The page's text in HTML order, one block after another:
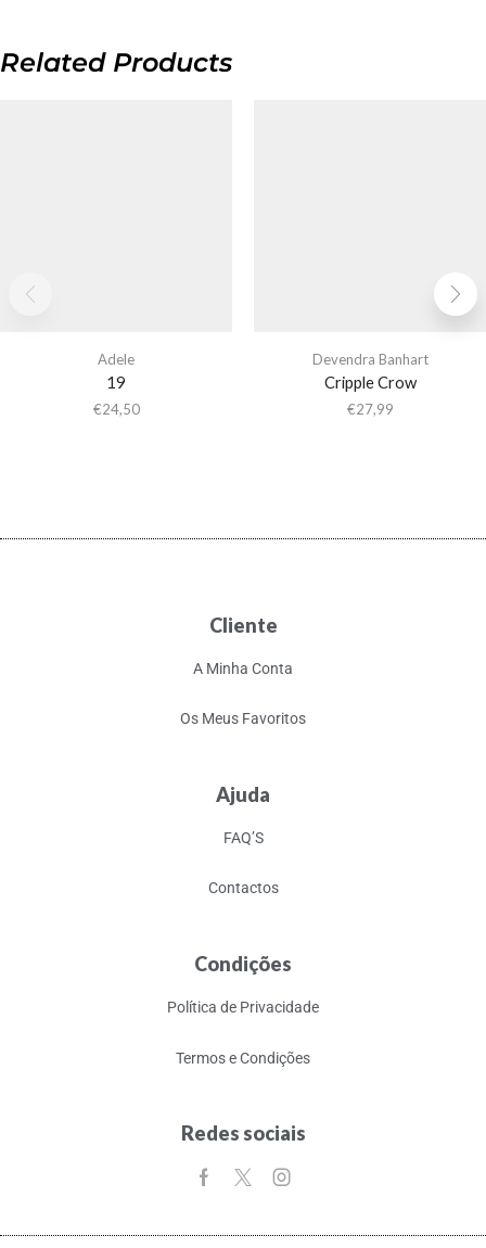
Related Products
Adele
19
€24,50
Devendra Banhart
Cripple Crow
€27,99
Cliente
A Minha Conta
Os Meus Favoritos
Ajuda
FAQ’S
Contactos
Condições
Política de Privacidade
Termos e Condições
Redes sociais